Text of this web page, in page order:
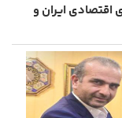
اقتصادی ایران و